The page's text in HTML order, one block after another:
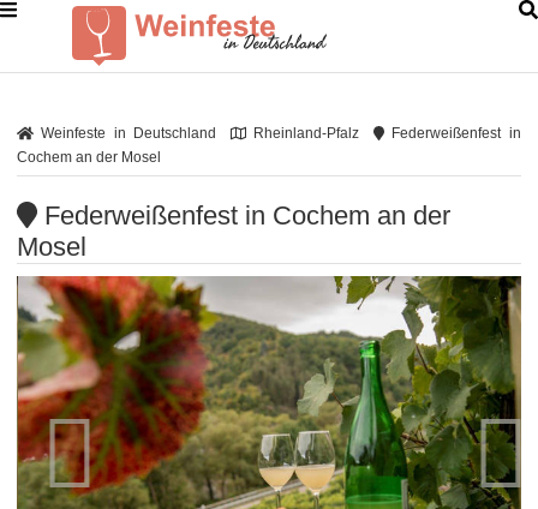
Weinfeste in Deutschland Rheinland-Pfalz
Federweißenfest in
Cochem an der Mosel
Federweißenfest in Cochem an der
Mosel
 